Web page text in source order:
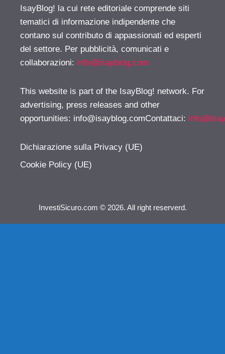
IsayBlog! la cui rete editoriale comprende siti
tematici di informazione indipendente che
contano sul contributo di appassionati ed esperti
del settore. Per pubblicità, comunicati e
collaborazioni: info@isayblog.com
This website is part of the IsayBlog! network. For
advertising, press releases and other
opportunities: info@isayblog.comContattaci:
Dichiarazione sulla Privacy (UE)
Cookie Policy (UE)
InvestiSicuro.com © 2026. All right reserverd.